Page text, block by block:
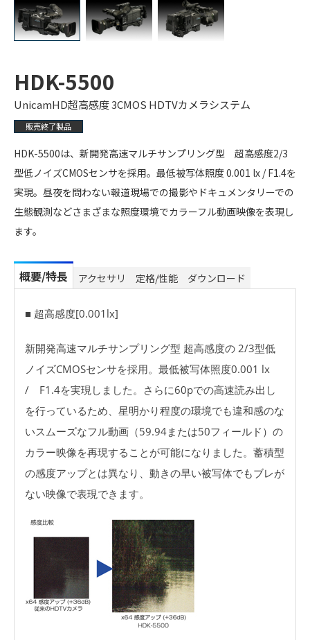
HDK-5500
UnicamHD超高感度 3CMOS HDTVカメラシステム
販売終了製品
HDK-5500は、新開発高速マルチサンプリング型 超高感度2/3
型低ノイズCMOSセンサを採用。最低被写体照度 0.001 lx / F1.4を
実現。昼夜を問わない報道現場での撮影やドキュメンタリーでの
生態観測などさまざまな照度環境でカラーフル動画映像を表現し
ます。
概要/特長 アクセサリ 定格/性能 ダウンロード
■ 超高感度[0.001lx]
新開発高速マルチサンプリング型 超高感度の 2/3型低
ノイズCMOSセンサを採用。最低被写体照度0.001 lx
/ F1.4を実現しました。さらに60pでの高速読み出し
を行っているため、星明かり程度の環境でも違和感のな
いスムーズなフル動画（59.94または50フィールド）の
カラー映像を再現することが可能になりました。蓄積型
の感度アップとは異なり、動きの早い被写体でもブレが
ない映像で表現できます。